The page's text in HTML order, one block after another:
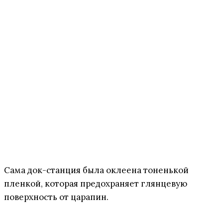
Сама док-станция была оклеена тоненькой
пленкой, которая предохраняет глянцевую
поверхность от царапин.